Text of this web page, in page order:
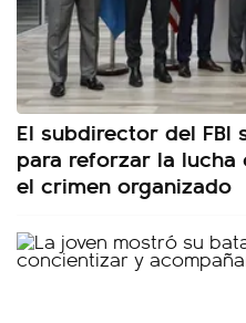
El subdirector del FBI
para reforzar la
el crimen organizado